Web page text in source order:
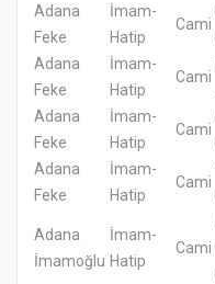
Adana
Feke
İmam-
Hatip
Cami
Adana
Feke
İmam-
Hatip
Cami
Adana
Feke
İmam-
Hatip
Cami
Adana
Feke
İmam-
Hatip
Cami
Adana
İmamoğlu
İmam-
Hatip
Cami